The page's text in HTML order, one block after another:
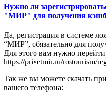
Нужно ли
"МИР" для получения
Да, регистрация в системе
“МИР”, обязательно для
Для этого вам нужно
https://privetmir.ru/rostourism/
Так же вы можете скачать
вашего телефона: